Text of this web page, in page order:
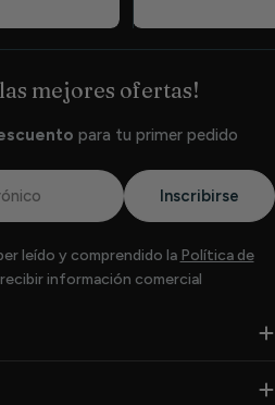
mejores ofertas!
para tu primer pedido
Inscribirse
leído y comprendido la Política de
información comercial